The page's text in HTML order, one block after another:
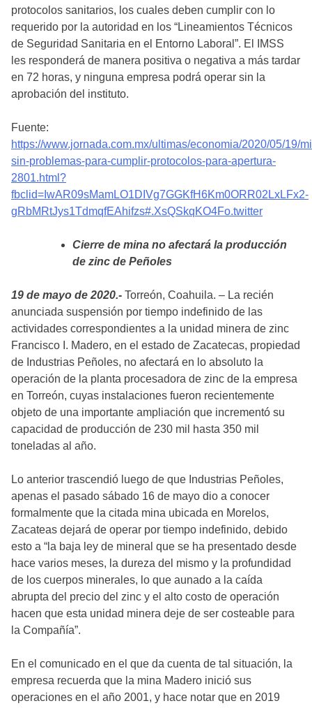
protocolos sanitarios, los cuales deben cumplir con lo
requerido por la autoridad en los “Lineamientos Técnicos
de Seguridad Sanitaria en el Entorno Laboral”. El IMSS
les responderá de manera positiva o negativa a más tardar
en 72 horas, y ninguna empresa podrá operar sin la
aprobación del instituto.
Fuente:
https://www.jornada.com.mx/ultimas/economia/2020/05/19/
sin-problemas-para-cumplir-protocolos-para-apertura-
2801.html?
fbclid=IwAR09sMamLO1DIVg7GGKfH6Km0ORR02LxLFx2-
gRbMRtJys1TdmqfEAhifzs#.XsQSkqKO4Fo.twitter
Cierre de mina no afectará la producción
de zinc de Peñoles
19 de mayo de 2020.- Torreón, Coahuila. – La recién
anunciada suspensión por tiempo indefinido de las
actividades correspondientes a la unidad minera de zinc
Francisco I. Madero, en el estado de Zacatecas, propiedad
de Industrias Peñoles, no afectará en lo absoluto la
operación de la planta procesadora de zinc de la empresa
en Torreón, cuyas instalaciones fueron recientemente
objeto de una importante ampliación que incrementó su
capacidad de producción de 230 mil hasta 350 mil
toneladas al año.
Lo anterior trascendió luego de que Industrias Peñoles,
apenas el pasado sábado 16 de mayo dio a conocer
formalmente que la citada mina ubicada en Morelos,
Zacateas dejará de operar por tiempo indefinido, debido
esto a “la baja ley de mineral que se ha presentado desde
hace varios meses, la dureza del mismo y la profundidad
de los cuerpos minerales, lo que aunado a la caída
abrupta del precio del zinc y el alto costo de operación
hacen que esta unidad minera deje de ser costeable para
la Compañía”.
En el comunicado en el que da cuenta de tal situación, la
empresa recuerda que la mina Madero inició sus
operaciones en el año 2001, y hace notar que en 2019